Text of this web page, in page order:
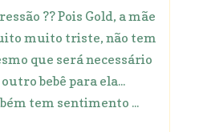
?? Pois Gold, a mãe
muito triste, não tem
que será necessário
bebê para ela...
tem sentimento ...